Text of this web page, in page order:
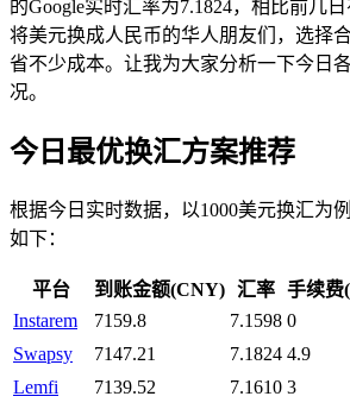
的Google实时汇率为7.1824，相比前几
将美元换成人民币的华人朋友们，选择
省不少成本。让我为大家分析一下今日
况。
今日最优换汇方案推荐
根据今日实时数据，以1000美元换汇为
如下：
平台 到账金额(CNY) 汇率 手续费
Instarem
7159.8 7.1598 0
Swapsy
7147.21 7.1824 4.9
Lemfi
7139.52 7.1610 3